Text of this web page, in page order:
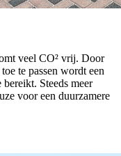
veel CO² vrij. Door
te passen wordt een
Steeds meer
voor een duurzamere